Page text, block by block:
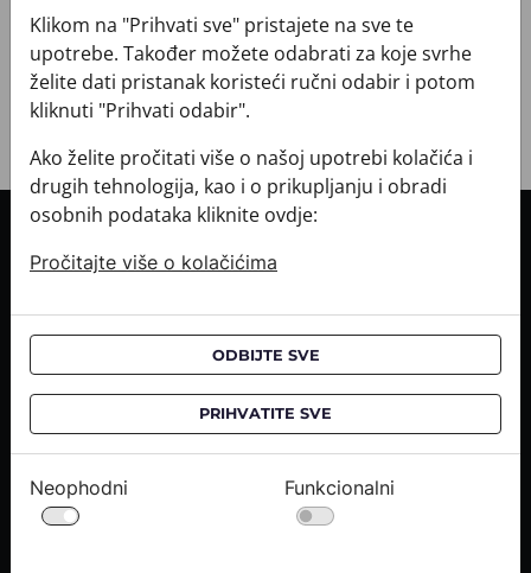
+ PLAĆANJE
+ POVRATI I ZAMJENE
Informacije o dostavi
Informacije o kupnji
Upiti medija
Karijere
Klikom na "Prihvati sve" pristajete na sve te
upotrebe. Također možete odabrati za koje svrhe
želite dati pristanak koristeći ručni odabir i potom
kliknuti "Prihvati odabir".
Ako želite pročitati više o našoj upotrebi kolačića i
drugih tehnologija, kao i o prikupljanju i obradi
osobnih podataka kliknite ovdje:
Pročitajte više o kolačićima
ODBIJTE SVE
PRIHVATITE SVE
Neophodni Funkcionalni